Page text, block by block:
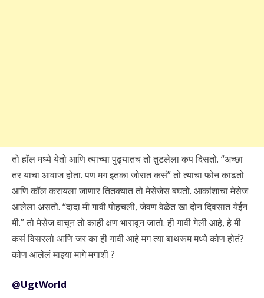
तो हॉल मध्ये येतो आणि त्याच्या पुढ्यातच तो तुटलेला कप दिसतो. “अच्छा
तर याचा आवाज होता. पण मग इतका जोरात कसं” तो त्याचा फोन काढतो
आणि कॉल करायला जाणार तितक्यात तो मेसेजेस बघतो. आकांशाचा मेसेज
आलेला असतो. “दादा मी गावी पोहचली, जेवण वेळेत खा दोन दिवसात येईन
मी.” तो मेसेज वाचून तो काही क्षण भारावून जातो. ही गावी गेली आहे, हे मी
कसं विसरलो आणि जर का ही गावी आहे मग त्या बाथरूम मध्ये कोण होतं?
कोण आलेलं माझ्या मागे मगाशी ?
@UgtWorld